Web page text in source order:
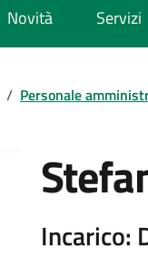
Novità Servizi
/ Personale
Incarico: